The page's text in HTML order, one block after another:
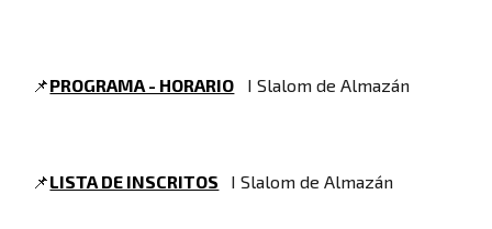
📌PROGRAMA - HORARIO I Slalom de Almazán
📌LISTA DE INSCRITOS I Slalom de Almazán